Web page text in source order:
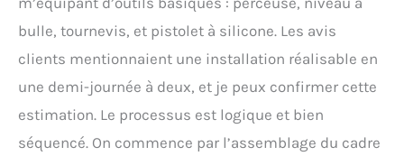
bulle, tournevis, et pistolet à silicone. Les avis
clients mentionnaient une installation réalisable en
une demi-journée à deux, et je peux confirmer cette
estimation. Le processus est logique et bien
séquencé. On commence par l’assemblage du cadre